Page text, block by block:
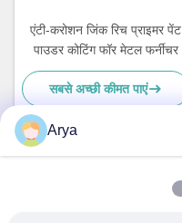
एंटी-करोशन जिंक रिच प्राइमर पेंट
पाउडर कोटिंग फॉर मेटल फर्नीचर
सबसे अच्छी कीमत पाएं
Arya